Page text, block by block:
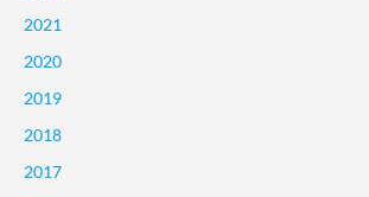
2021
2020
2019
2018
2017